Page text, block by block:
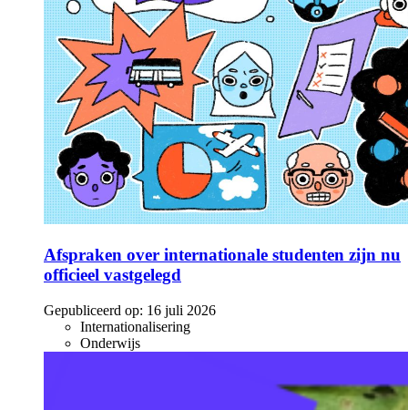
Afspraken over internationale studenten zijn nu
officieel vastgelegd
Gepubliceerd op: 16 juli 2026
Internationalisering
Onderwijs